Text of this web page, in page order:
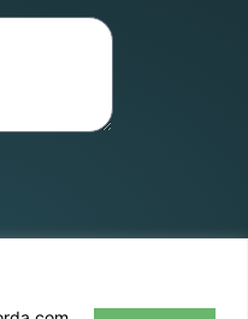
ajudar ?